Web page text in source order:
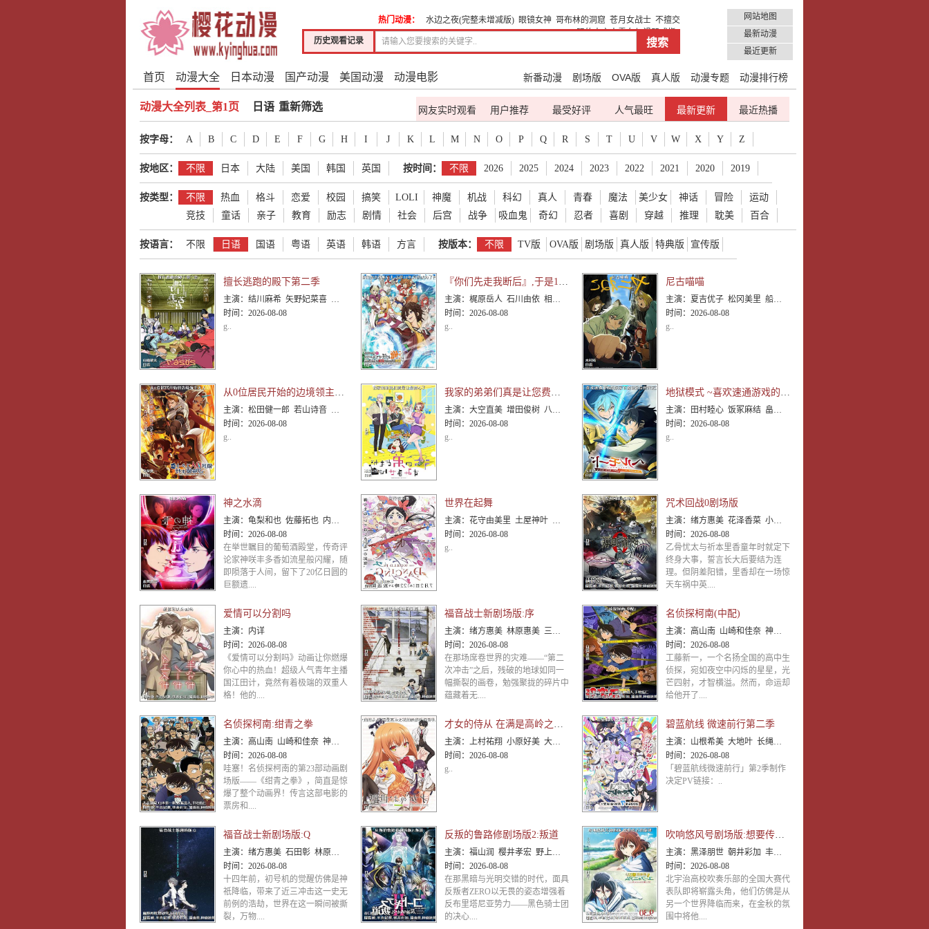
历史观看记录
热门动漫： 水边之夜(完整未增减版) 眼镜女神 哥布林的洞窟 苍月女战士 不擅交
际的未亡人雪女与诅咒戒指1
网站地图
最新动漫
最近更新
首页 动漫大全 日本动漫 国产动漫 美国动漫 动漫电影 新番动漫 剧场版 OVA版 真人版 动漫专题 动漫排行榜
动漫大全列表_第1页 日语 重新筛选 最近热播
最新更新
人气最旺
最受好评
用户推荐
网友实时观看
按字母： A B C D E F G H I J K L M N O P Q R S T U V W X Y Z
按地区： 不限 日本 大陆 美国 韩国 英国 按时间： 不限 2026 2025 2024 2023 2022 2021 2020 2019
按类型： 不限 热血 格斗 恋爱 校园 搞笑 LOLI 神魔 机战 科幻 真人 青春 魔法 美少女 神话 冒险
运动
竞技
童话 亲子 教育 励志 剧情 社会 后宫 战争 吸血鬼 奇幻 忍者 喜剧 穿越 推理 耽美 百合
按语言： 不限 日语 国语 粤语 英语 韩语 方言 按版本： 不限 TV版 OVA版 剧场版 真人版 特典版 宣传版
擅长逃跑的殿下第二季
主演： 结川麻希 矢野妃菜喜 日野麻里 铃代纱弓 悠木碧 户谷菊之介 中村悠一 小西克幸
时间： 2026-08-08
g..
『你们先走我断后』,于是10年后我成为了传说
主演： 梶原岳人 石川由依 相良茉优 市道真央 小坂井祐莉绘 森川智之 小山刚志 丸冈和佳奈 照井悠希 宫咲
时间： 2026-08-08
g..
尼古喵喵
主演： 夏吉优子 松冈美里 船户百合绘 清水彩香 井泽诗织 明智璃子 稻田彻
时间： 2026-08-08
g..
从0位居民开始的边境领主大人
主演： 松田健一郎 若山诗音 坂泰斗 伊藤美来 白石晴香 福山润 安田陆矢 阿保玛利亚 鲸 日笠阳子 东山奈
时间： 2026-08-08
g..
我家的弟弟们真是让您费心了
主演： 大空直美 增田俊树 八代拓 小野贤章 寺泽百花 小野大辅 远藤绫
时间： 2026-08-08
g..
地狱模式 ~喜欢速通游戏的玩家在废设定异世界无双~第二季
主演：
田村睦心 饭冢麻结 畠中祐 千本木彩花 石川英郎 大原沙耶香 小市真琴 杉田智和 千叶翔也 三宅麻理
时间： 2026-08-08
g..
神之水滴
主演： 龟梨和也 佐藤拓也 内田真礼 甲斐田裕子 藤真秀 渡边美佐 内田夕夜 浦山迅 银河万丈
时间： 2026-08-08
在举世瞩目的葡萄酒殿堂，传奇评
论家神咲丰多香如流星般闪耀，随
即陨落于人间，留下了20亿日圆的
巨额遗....
世界在起舞
主演： 花守由美里 土屋神叶 内田真礼 朴璐美 樱井孝宏 小西克幸 松田洋治 飞田展男 能登麻美子 水濑祈
时间： 2026-08-08
g..
咒术回战0剧场版
主演： 绪方惠美 花泽香菜 小松未可子 内山昂辉 关智一 中村悠一 樱井孝宏 山寺宏一
时间： 2026-08-08
乙骨忧太与祈本里香童年时就定下
终身大事，誓言长大后要结为连
理。但阴差阳错，里香却在一场惊
天车祸中英....
爱情可以分割吗
主演：
内详
时间： 2026-08-08
《爱情可以分割吗》动画让你燃爆
你心中的热血！超级人气青年主播
国江田计，竟然有着极端的双重人
格！他的....
福音战士新剧场版:序
主演： 绪方惠美 林原惠美 三石琴乃 山口由里子 石田彰 立木文彦 清川元梦 长泽美树
时间： 2026-08-08
在那场席卷世界的灾难——“第二
次冲击”之后，残破的地球如同一
幅撕裂的画卷，勉强聚拢的碎片中
蕴藏着无....
名侦探柯南(中配)
主演： 高山南 山崎和佳奈 神谷明 小山力也 林原惠美 山口胜平 田中秀幸 岛本须美 绪方贤一 堀川亮 松井
时间： 2026-08-08
工藤新一，一个名扬全国的高中生
侦探，宛如夜空中闪烁的星星，光
芒四射，才智横溢。然而，命运却
给他开了....
名侦探柯南:绀青之拳
主演： 高山南 山崎和佳奈 神谷明 小山力也 林原惠美 山口胜平 田中秀幸 岛本须美 绪方贤一 堀川亮 松井菜樱子 宫村优子 岩居由希子 大谷育江 高木涉 高岛雅罗 堀之纪 立木文彦 小山茉美 三石琴乃 置鲇龙太郎 日高法子 池田秀一 古谷彻
时间： 2026-08-08
哇塞！名侦探柯南的第23部动画剧
场版——《绀青之拳》，简直是惊
爆了整个动画界！传言这部电影的
票房和....
才女的侍从 在满是高岭之花的贵族学校暗中照顾
主演： 上村祐翔 小原好美 大西沙织 土屋李央 小清水亚美
时间： 2026-08-08
g..
碧蓝航线 微速前行第二季
主演： 山根希美 大地叶 长绳麻理亚 阿部里果
时间： 2026-08-08
「碧蓝航线微速前行」第2季制作
决定PV链接：..
福音战士新剧场版:Q
主演： 绪方惠美 石田彰 林原惠美 宫村优子 山寺宏一 三石琴乃 坂本真绫 山口由里子
时间： 2026-08-08
十四年前，初号机的觉醒仿佛是神
祇降临，带来了近三冲击这一史无
前例的浩劫，世界在这一瞬间被撕
裂，万物....
反叛的鲁路修剧场版2:叛道
主演： 福山润 樱井孝宏 野上尤加奈 小清水亚美 名冢佳织 成田剑 折笠富美子 大原沙耶香
时间： 2026-08-08
在那黑暗与光明交错的时代，面具
反叛者ZERO以无畏的姿态增强着
反布里塔尼亚势力——黑色骑士团
的决心....
吹响悠风号剧场版:想要传达的旋律
主演： 黑泽朋世 朝井彩加 丰田萌绘 安济知佳 寿美菜子 早见沙织 茅原实里 石谷春贵
时间： 2026-08-08
北宇治高校吹奏乐部的全国大赛代
表队即将崭露头角，他们仿佛是从
另一个世界降临而来，在金秋的氛
围中将他....